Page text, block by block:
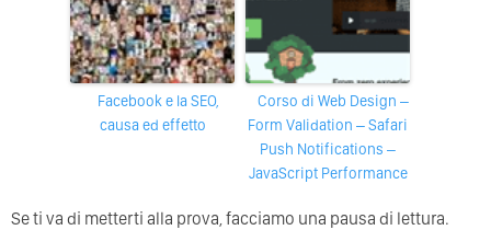
Facebook e la SEO,
causa ed effetto
Corso di Web Design –
Form Validation – Safari
Push Notifications –
JavaScript Performance
Se ti va di metterti alla prova, facciamo una pausa di lettura.